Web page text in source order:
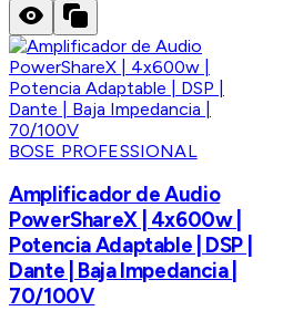
BOSE PROFESSIONAL
Amplificador de Audio
PowerShareX | 4x600w |
Potencia Adaptable | DSP |
Dante | Baja Impedancia |
70/100V